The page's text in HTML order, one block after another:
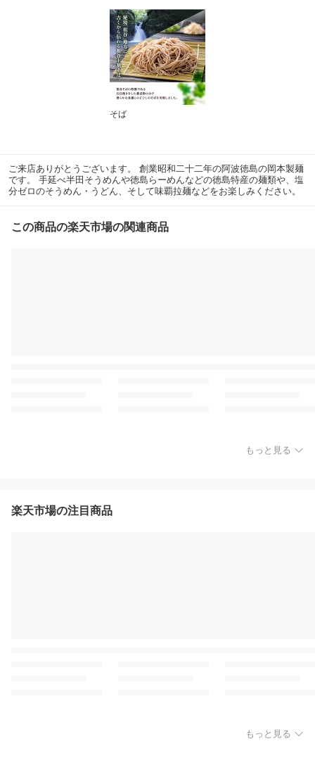
そば
ご来店ありがとうございます。 創業昭和二十二年の阿波徳島の岡本製麺
です。 手延べ半田そうめんや徳島らーめんなどの徳島特産の麺類や、塩
分ゼロのそうめん・うどん、そして味覇拉麺などをお楽しみください。
この商品の楽天市場の関連商品
もっと見る
楽天市場の注目商品
もっと見る